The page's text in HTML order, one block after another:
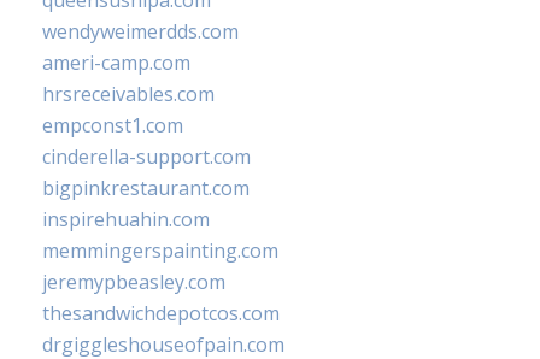
wendyweimerdds.com
ameri-camp.com
hrsreceivables.com
empconst1.com
cinderella-support.com
bigpinkrestaurant.com
inspirehuahin.com
memmingerspainting.com
jeremypbeasley.com
thesandwichdepotcos.com
drgiggleshouseofpain.com